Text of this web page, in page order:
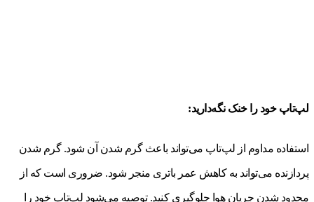
لپ‌تاپ خود را خنک نگه‌دارید:
استفاده مداوم از لپ‌تاپ می‌تواند باعث گرم شدن آن شود. گرم شدن
پردازنده می‌تواند به کاهش عمر باتری منجر شود. ضروری است که از
محدود شدن جریان هوا جلوگیری کنید. توصیه می‌شود لپ‌تاپ خود را